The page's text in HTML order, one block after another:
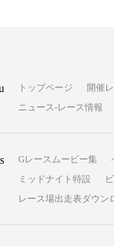
トップページ 開催
ニュース-レース情報
Gレースムービー集
ミッドナイト特設
レース場出走表ダウン